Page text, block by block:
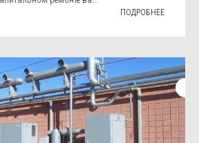
ПОДРОБНЕЕ